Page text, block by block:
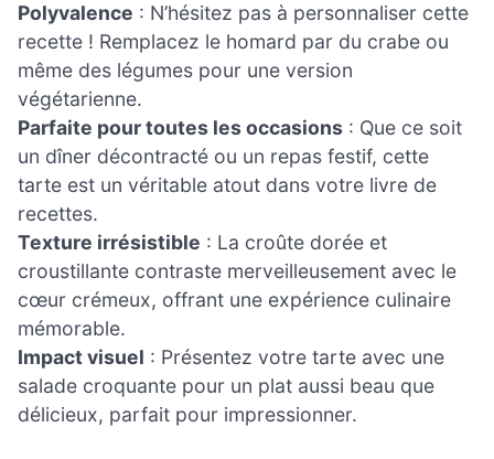
Polyvalence : N’hésitez pas à personnaliser cette
recette ! Remplacez le homard par du crabe ou
même des légumes pour une version
végétarienne.
Parfaite pour toutes les occasions : Que ce soit
un dîner décontracté ou un repas festif, cette
tarte est un véritable atout dans votre livre de
recettes.
Texture irrésistible : La croûte dorée et
croustillante contraste merveilleusement avec le
cœur crémeux, offrant une expérience culinaire
mémorable.
Impact visuel : Présentez votre tarte avec une
salade croquante pour un plat aussi beau que
délicieux, parfait pour impressionner.